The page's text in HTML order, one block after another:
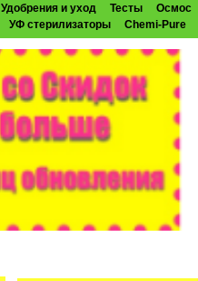
Удобрения и уход Тесты
Осмос
УФ стерилизаторы
Chemi-Pure